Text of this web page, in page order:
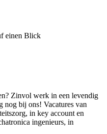
einen Blick
Zinvol werk in een levendig
nog bij ons! Vacatures van
in key account en
ingenieurs, in